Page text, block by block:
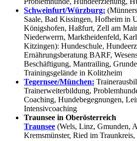
Schweinfurt/Würzburg:
Saale, Bad Kissingen, Hofheim in
Königshofen, Haßfurt, Zell am
Niederwerrn, Marktheidenfeld,
Kitzingen): Hundeschule,
Ernährungsberatung BARF,
Beschäftigung, Mantrailing,
Trainingsgelände in Kolitzheim
Tegernsee/München:
Trainerweiterbildung,
Coaching, Hundebegegnungen,
Intensivcoaching
Traunsee in Oberösterreich
Traunsee (Wels, Linz, Gmunden,
Kremsmünster, Ried im